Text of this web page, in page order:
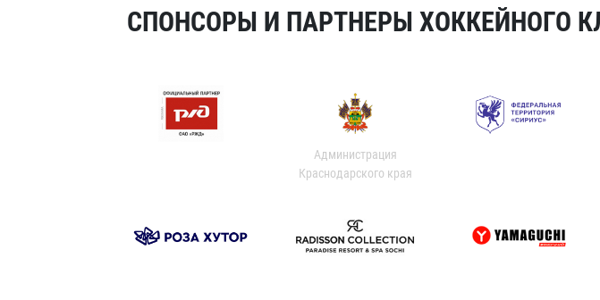
СПОНСОРЫ И ПАРТНЕРЫ ХОККЕЙНОГО
Администрация
Краснодарского края